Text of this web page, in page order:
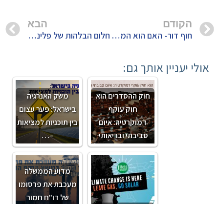
הקודם
חוף דור- האם הוא המקום הגרוע ביותר מבחינה גאולוגית עבור אסדה קבועה?
הבא
חלום הבלהות של פלינט במישיגן עלול להתרחש גם בישראל
אולי יעניין אותך גם:
משק האנרגיה
בישראל: פער עצום
בין תוכניות למציאות
–…
חוק ההסדרים הוא
חוק עוקף
דמוקרטיה: איום
סביבתי ובריאותי
מדוע הממשלה
מעכבת את פרסומו
של דו"ח חמור